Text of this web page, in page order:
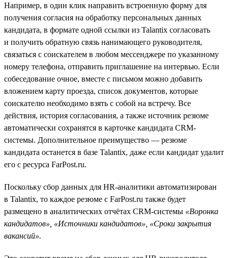
Например, в один клик направить встроенную форму для
получения согласия на обработку персональных данных
кандидата, в формате одной ссылки из Talantix согласовать
и получить обратную связь нанимающего руководителя,
связаться с соискателем в любом мессенджере по указанному
номеру телефона, отправить приглашение на интервью. Если
собеседование очное, вместе с письмом можно добавить
вложением карту проезда, список документов, которые
соискателю необходимо взять с собой на встречу. Все
действия, история согласования, а также источник резюме
автоматически сохранятся в карточке кандидата CRM-
системы. Дополнительное преимущество — резюме
кандидата останется в базе Talantix, даже если кандидат удалит
его с ресурса FarPost.ru.
Поскольку сбор данных для HR-аналитики автоматизирован
в Talantix, то каждое резюме c FarPost.ru также будет
размещено в аналитических отчётах CRM-системы «Воронка
кандидатов», «Источники кандидатов», «Сроки закрытия
вакансий».